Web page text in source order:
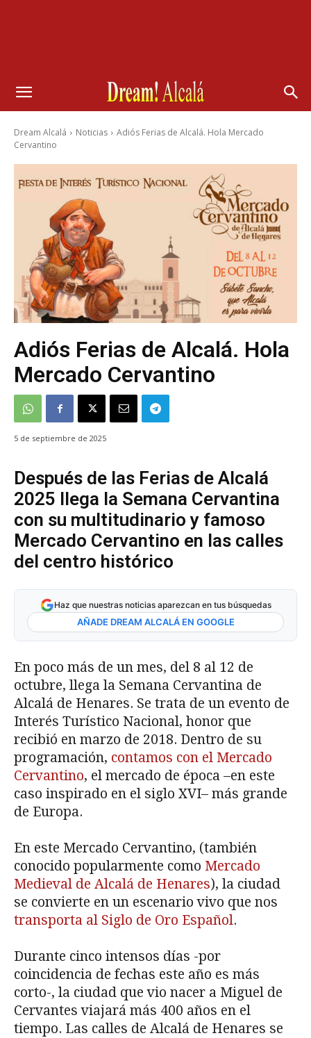
Dream Alcalá Noticias
Adiós Ferias de Alcalá. Hola Mercado
Cervantino
Adiós Ferias de Alcalá. Hola
Mercado Cervantino
5 de septiembre de 2025
Después de las Ferias de Alcalá
2025 llega la Semana Cervantina
con su multitudinario y famoso
Mercado Cervantino en las calles
del centro histórico
Haz que nuestras noticias aparezcan en tus búsquedas
AÑADE DREAM ALCALÁ EN GOOGLE
En poco más de un mes, del 8 al 12 de
octubre, llega la Semana Cervantina de
Alcalá de Henares. Se trata de un evento de
Interés Turístico Nacional, honor que
recibió en marzo de 2018. Dentro de su
programación, contamos con el Mercado
Cervantino, el mercado de época –en este
caso inspirado en el siglo XVI– más grande
de Europa.
En este Mercado Cervantino, (también
conocido popularmente como Mercado
Medieval de Alcalá de Henares), la ciudad
se convierte en un escenario vivo que nos
transporta al Siglo de Oro Español.
Durante cinco intensos días -por
coincidencia de fechas este año es más
corto-, la ciudad que vio nacer a Miguel de
Cervantes viajará más 400 años en el
tiempo. Las calles de Alcalá de Henares se